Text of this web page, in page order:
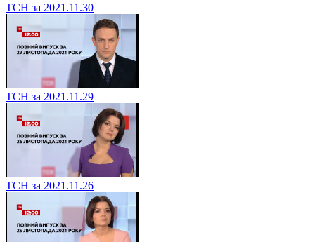
ТСН за 2021.11.30
ТСН за 2021.11.29
ТСН за 2021.11.26